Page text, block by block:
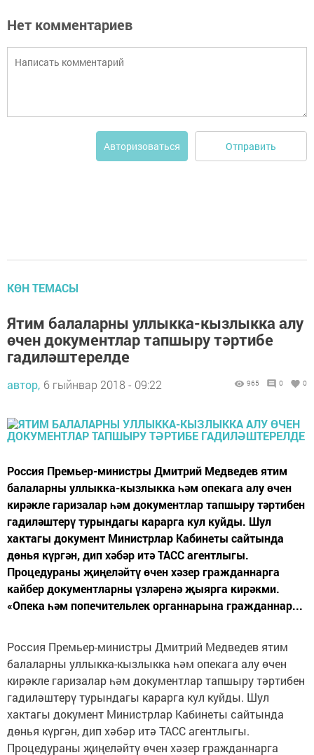
Нет комментариев
Авторизоваться Отправить
КӨН ТЕМАСЫ
Ятим балаларны уллыкка-кызлыкка алу
өчен документлар тапшыру тәртибе
гадиләштерелде
автор, 6 гыйнвар 2018 - 09:22 965 0 0
Россия Премьер-министры Дмитрий Медведев ятим
балаларны уллыкка-кызлыкка һәм опекага алу өчен
кирәкле гаризалар һәм документлар тапшыру тәртибен
гадиләштерү турындагы карарга кул куйды. Шул
хактагы документ Министрлар Кабинеты сайтында
дөнья күргән, дип хәбәр итә ТАСС агентлыгы.
Процедураны җиңеләйтү өчен хәзер гражданнарга
кайбер документларны үзләренә җыярга кирәкми.
«Опека һәм попечительлек органнарына гражданнар...
Россия Премьер-министры Дмитрий Медведев ятим
балаларны уллыкка-кызлыкка һәм опекага алу өчен
кирәкле гаризалар һәм документлар тапшыру тәртибен
гадиләштерү турындагы карарга кул куйды. Шул
хактагы документ Министрлар Кабинеты сайтында
дөнья күргән, дип хәбәр итә ТАСС агентлыгы.
Процедураны җиңеләйтү өчен хәзер гражданнарга